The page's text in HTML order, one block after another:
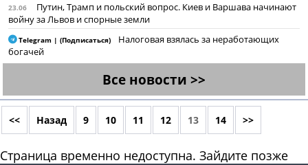
23.06
Путин, Трамп и польский вопрос. Киев и Варшава начинают
войну за Львов и спорные земли
Telegram | (Подписаться)
Налоговая взялась за неработающих
богачей
Все новости >>
<< Назад 9 10 11 12 13 14 >>
Страница временно недоступна. Зайдите позже